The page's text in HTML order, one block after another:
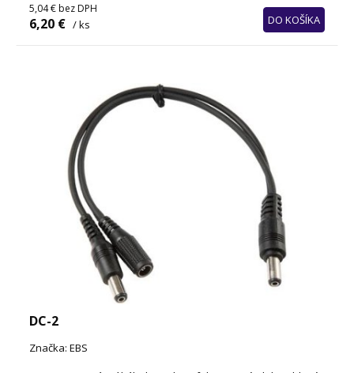
5,04 € bez DPH
6,20 € / ks DO KOŠÍKA
DC-2
Značka: EBS